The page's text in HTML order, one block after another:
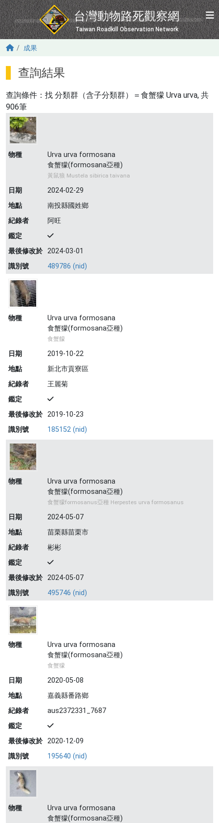
移至主內容
台灣動物路死觀察網
Taiwan Roadkill Observation Network
成果
查詢結果
查詢條件：找 分類群（含子分類群）＝食蟹獴 Urva urva, 共
906筆
物種
Urva urva formosana
食蟹獴(formosana亞種)
黃鼠狼 Mustela sibirica taivana
日期
2024-02-29
地點
南投縣國姓鄉
紀錄者
阿旺
鑑定
最後修改於 2024-03-01
識別號
489786 (nid)
物種
Urva urva formosana
食蟹獴(formosana亞種)
食蟹饛
日期
2019-10-22
地點
新北市貢寮區
紀錄者
王麗菊
鑑定
最後修改於 2019-10-23
識別號
185152 (nid)
物種
Urva urva formosana
食蟹獴(formosana亞種)
食蟹獴formosanus亞種 Herpestes urva formosanus
日期
2024-05-07
地點
苗栗縣苗栗市
紀錄者
彬彬
鑑定
最後修改於 2024-05-07
識別號
495746 (nid)
物種
Urva urva formosana
食蟹獴(formosana亞種)
食蟹獴
日期
2020-05-08
地點
嘉義縣番路鄉
紀錄者
aus2372331_7687
鑑定
最後修改於 2020-12-09
識別號
195640 (nid)
物種
Urva urva formosana
食蟹獴(formosana亞種)